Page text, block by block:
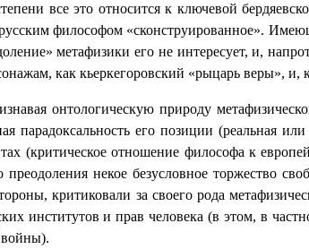
все это относится к ключевой
философом «сконструированное».
метафизики его не интересует, и,
как кьеркегоровский «рыцарь веры»,
онтологическую природу
парадоксальность его позиции (реальная
(критическое отношение философа к
преодоления некое безусловное
критиковали за своего рода
институтов и прав человека (в этом, в